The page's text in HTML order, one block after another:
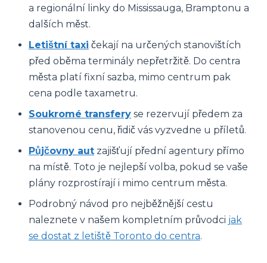
a regionální linky do Mississauga, Bramptonu a
dalších měst.
Letištní taxi čekají na určených stanovištích
před oběma terminály nepřetržitě. Do centra
města platí fixní sazba, mimo centrum pak
cena podle taxametru.
Soukromé transfery se rezervují předem za
stanovenou cenu, řidič vás vyzvedne u příletů.
Půjčovny aut zajišťují přední agentury přímo
na místě. Toto je nejlepší volba, pokud se vaše
plány rozprostírají i mimo centrum města.
Podrobný návod pro nejběžnější cestu
naleznete v našem kompletním průvodci jak
se dostat z letiště Toronto do centra.